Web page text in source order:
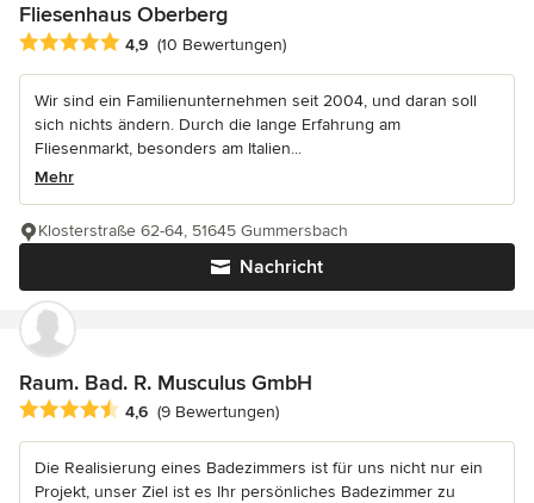
Fliesenhaus Oberberg
Durchschnittliche Bewertung: 4.9 von 5 Sternen
4,9 (10 Bewertungen)
Wir sind ein Familienunternehmen seit 2004, und daran soll
sich nichts ändern. Durch die lange Erfahrung am
Fliesenmarkt, besonders am Italien...
Mehr
Nachricht
Klosterstraße 62-64, 51645 Gummersbach
Raum. Bad. R. Musculus GmbH
Durchschnittliche Bewertung: 4.6 von 5 Sternen
4,6 (9 Bewertungen)
Die Realisierung eines Badezimmers ist für uns nicht nur ein
Projekt, unser Ziel ist es Ihr persönliches Badezimmer zu